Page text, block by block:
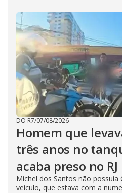
DO R7/07/08/2026
Homem que
três anos no
acaba preso no RJ
Michel dos Santos não
veículo, que estava com a